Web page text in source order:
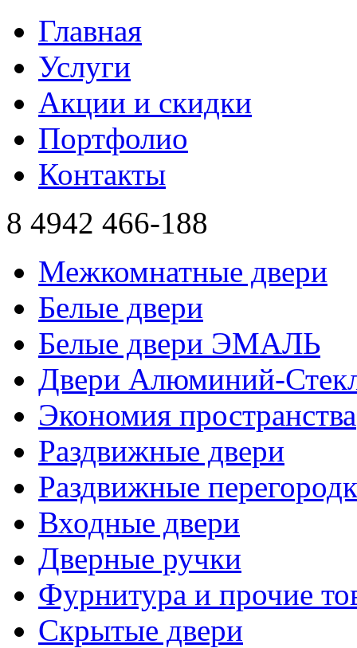
Главная
Услуги
Акции и скидки
Портфолио
Контакты
8 4942 466-188
Межкомнатные двери
Белые двери
Белые двери ЭМАЛЬ
Двери Алюминий-
Экономия пространства
Раздвижные двери
Раздвижные
Входные двери
Дверные ручки
Фурнитура и прочие
Скрытые двери